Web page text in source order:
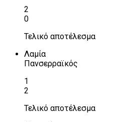
2
0
Τελικό αποτέλεσμα
Λαμία
Πανσερραϊκός
1
2
Τελικό αποτέλεσμα